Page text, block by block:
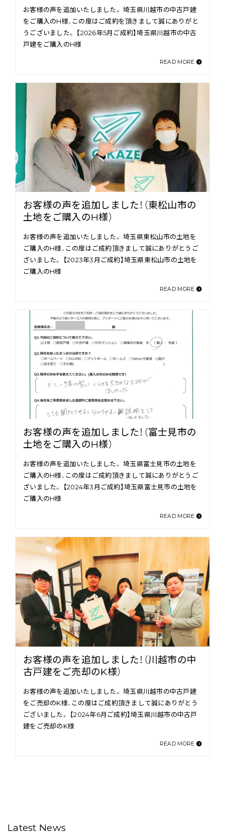
お客様の声を追加いたしました。 埼玉県川越市の中古戸建
をご購入のH様、この度はご成約を頂きまして誠にありがと
うございました。 【2026年5月ご成約】埼玉県川越市の中古
戸建をご購入のH様
READ MORE
お客様の声を追加しました！（東松山市の
土地をご購入のH様）
お客様の声を追加いたしました。 埼玉県東松山市の土地を
ご購入のH様、この度はご成約頂きまして誠にありがとうご
ざいました。 【2023年3月ご成約】埼玉県東松山市の土地を
ご購入のH様
READ MORE
お客様の声を追加しました！（富士見市の
土地をご購入のH様）
お客様の声を追加いたしました。 埼玉県富士見市の土地を
ご購入のH様、この度はご成約頂きまして誠にありがとうご
ざいました。 【2024年3月ご成約】埼玉県富士見市の土地を
ご購入のH様
READ MORE
お客様の声を追加しました！（川越市の中
古戸建をご売却のK様）
お客様の声を追加いたしました。 埼玉県川越市の中古戸建
をご売却のK様、この度はご成約頂きまして誠にありがとう
ございました。 【2024年6月ご成約】埼玉県川越市の中古戸
建をご売却のK様
READ MORE
Latest News